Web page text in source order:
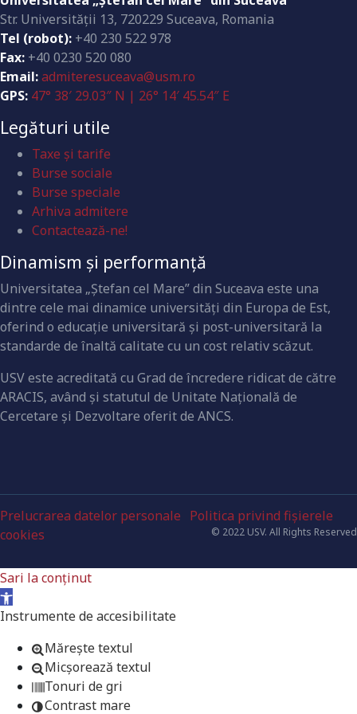
Str. Universităţii 13, 720229 Suceava, Romania
Tel (robot): +40 230 522 978
Fax: +40 0230 520 080
Email:admiteresuceava@usm.ro
GPS: 47° 38′ 29.03″ N | 26° 14′ 45.54″ E
Legături utile
Taxe și tarife
Burse sociale
Burse speciale
Arhiva admitere
Contactează-ne!
Dinamism și performanță
Universitatea „Ştefan cel Mare” din Suceava este una
dintre cele mai dinamice universităţi din Europa de Est,
oferind o educaţie universitară şi post-universitară la
standarde de înaltă calitate cu un cost relativ scăzut.
USV este acreditată cu Grad de încredere ridicat de către
ARACIS, având şi statutul de Unitate Naţională de
Cercetare şi Dezvoltare oferit de ANCS.
Prelucrarea datelor personale Politica privind fișierele
cookies
© 2022 USV. All Rights Reserved
Sari la conținut
Deschide bara de unelte
Instrumente de accesibilitate
Mărește textul
Micșorează textul
Tonuri de gri
Contrast mare